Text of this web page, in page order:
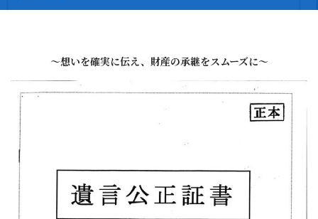
プ
～想いを確実に伝え、財産の承継をスムーズに～